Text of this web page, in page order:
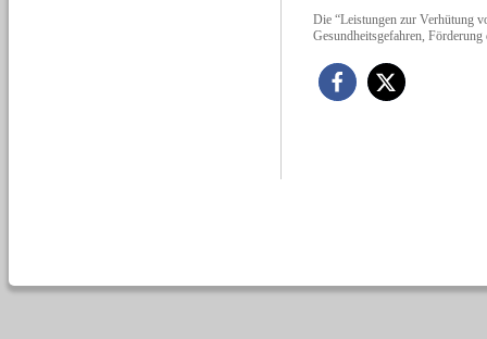
Die “Leistungen zur Verhütung
Gesundheitsgefahren,